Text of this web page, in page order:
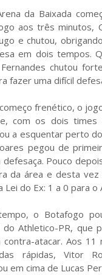
da Baixada
aos três minutos,
e chutou,
em dois tempos.
chutou
fazer uma difícil
frenético, o
com os dois times
a esquentar perto
pegou de
Pouco
da área e desta vez
Lei do Ex: 1 a 0 para o
o Botafogo
do Athletico-PR, que
contra-atacar. Aos 11
rápidas, Vitor
em cima de Lucas